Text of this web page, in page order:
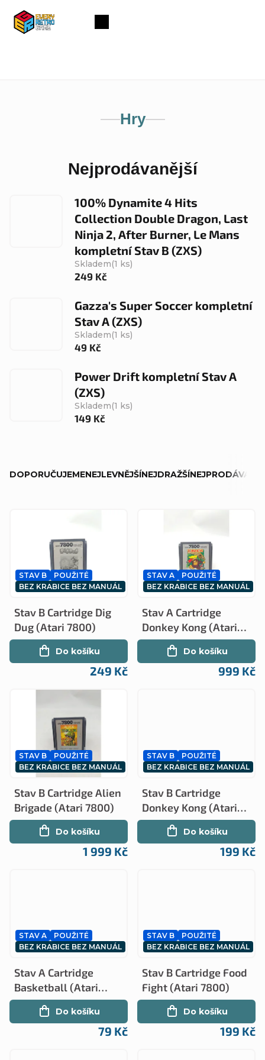
obsah
Nákupní
Hry
Nejprodávanější
100% Dynamite 4 Hits
Collection Double Dragon, Last
Ninja 2, After Burner, Le Mans
kompletní Stav B (ZXS)
Skladem(1 ks)
249 Kč
Gazza's Super Soccer kompletní
Stav A (ZXS)
Skladem(1 ks)
49 Kč
Power Drift kompletní Stav A
(ZXS)
Skladem(1 ks)
149 Kč
p
o
DOPORUČUJEMENEJLEVNĚJŠÍNEJDRAŽŠÍ
p
r
o
ů
STAV B
POUŽITÉ
BEZ KRABICE BEZ MANUÁL
Stav B Cartridge Dig
Dug (Atari 7800)
249 Kč
Do košíku
STAV A
POUŽITÉ
BEZ KRABICE BEZ MANUÁL
Stav A Cartridge
Donkey Kong (Atari
7800)
999 Kč
Do košíku
STAV B
POUŽITÉ
BEZ KRABICE BEZ MANUÁL
Stav B Cartridge Alien
Brigade (Atari 7800)
1 999 Kč
Do košíku
STAV B
POUŽITÉ
BEZ KRABICE BEZ MANUÁL
Stav B Cartridge
Donkey Kong (Atari
2600)
199 Kč
Do košíku
STAV A
POUŽITÉ
BEZ KRABICE BEZ MANUÁL
Stav A Cartridge
Basketball (Atari
2600)
79 Kč
Do košíku
STAV B
POUŽITÉ
BEZ KRABICE BEZ MANUÁL
Stav B Cartridge Food
Fight (Atari 7800)
199 Kč
Do košíku